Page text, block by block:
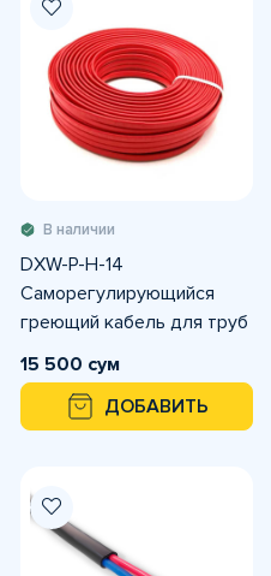
В наличии
DXW-P-H-14
Саморегулирующийся
греющий кабель для труб
и сливов. Мощность 35 Вт/
м 220В
15 500 сум
ДОБАВИТЬ